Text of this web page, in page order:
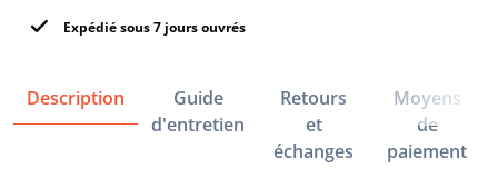
Expédié sous 7 jours ouvrés
Description
Guide
d'entretien
Retours
et
échanges
Moyens
de
paiement